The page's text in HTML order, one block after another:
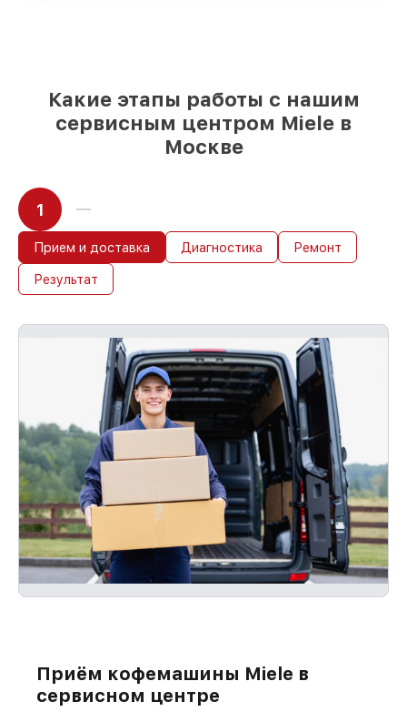
Какие этапы работы с нашим
сервисным центром Miele в
Москве
1
Прием и доставка Диагностика Ремонт
Результат
Приём кофемашины Miele в
сервисном центре